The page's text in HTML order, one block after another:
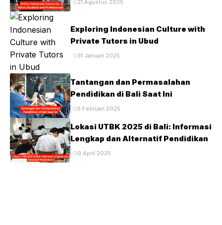
21 Agustus 2025
Exploring Indonesian Culture with
Private Tutors in Ubud
31 Januari 2025
Tantangan dan Permasalahan
Pendidikan di Bali Saat Ini
5 Februari 2025
Lokasi UTBK 2025 di Bali: Informasi
Lengkap dan Alternatif Pendidikan
9 April 2025